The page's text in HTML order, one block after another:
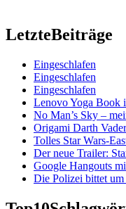
LetzteBeiträge
Eingeschlafen
Eingeschlafen
Eingeschlafen
Lenovo Yoga Book
No Man’s Sky –
Origami Darth
Tolles Star Wars-
Der neue Trailer:
Google Hangouts
Die Polizei bittet